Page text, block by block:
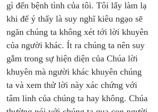
gì đến bệnh tình của tôi. Tôi lấy làm lạ
khi để ý thấy là suy nghĩ kiêu ngạo sẽ
ngăn chúng ta không xét tới lời khuyên
của người khác. Ít ra chúng ta nên suy
gẫm trong sự hiện diện của Chúa lời
khuyên mà người khác khuyên chúng
ta và xem thử lời này xác chứng với
tâm linh của chúng ta hay không. Chúa